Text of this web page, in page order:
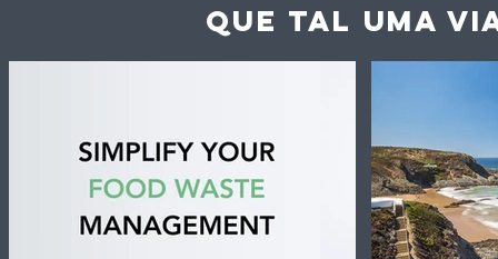
QUE TAL UMA